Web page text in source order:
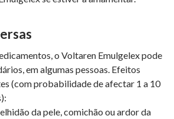
o Voltaren Emulgelex pode
em algumas pessoas. Efeitos
(com probabilidade de afectar 1 a 10
da pele, comichão ou ardor da